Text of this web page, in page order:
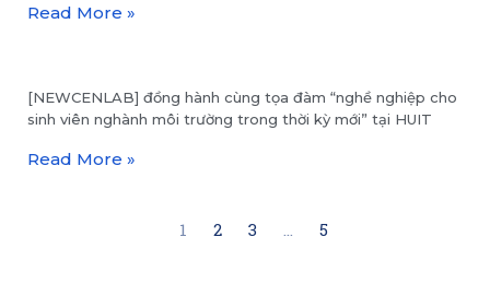
Read More »
[NEWCENLAB] đồng hành cùng tọa đàm “nghề nghiệp cho
sinh viên nghành môi trường trong thời kỳ mới” tại HUIT
Read More »
1 2 3 … 5